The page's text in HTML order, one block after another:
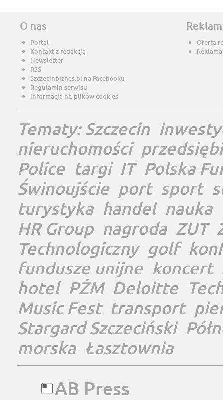
O nas
Portal
Kontakt z redakcją
Newsletter
RSS
Szczecinbiznes.pl na Facebooku
Regulamin serwisu
Informacja nt. plików cookies
Oferta
Tematy:Szczecin
nieruchomości
Police targi IT Polska
Świnoujście port sport
turystyka handel nauka
HR Group nagroda ZUT
Technologiczny golf
fundusze unijne koncert
hotel PŻM Deloitte
Music Fest transport
Stargard Szczeciński
morska Łasztownia
AB Press